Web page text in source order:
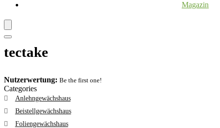
Magazin
tectake
Nutzerwertung: Be the first one!
Categories
Anlehngewächshaus
Beistellgewächshaus
Foliengewächshaus